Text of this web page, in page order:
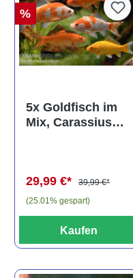
%
5x Goldfisch im
Mix, Carassius
29,99 €*
39,99 €*
(25.01% gespart)
Kaufen